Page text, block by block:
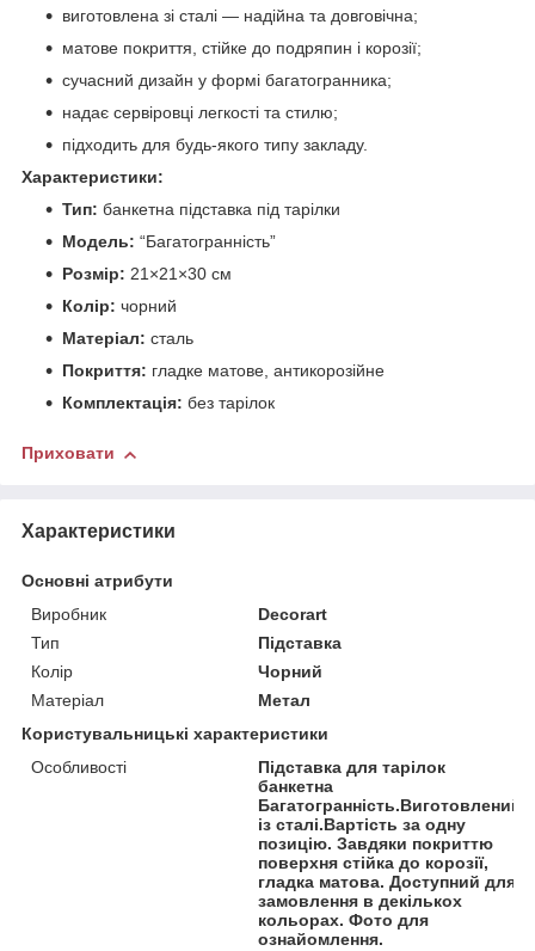
виготовлена зі сталі — надійна та довговічна;
матове покриття, стійке до подряпин і корозії;
сучасний дизайн у формі багатогранника;
надає сервіровці легкості та стилю;
підходить для будь-якого типу закладу.
Характеристики:
Тип: банкетна підставка під тарілки
Модель: “Багатогранність”
Розмір: 21×21×30 см
Колір: чорний
Матеріал: сталь
Покриття: гладке матове, антикорозійне
Комплектація: без тарілок
Приховати
Характеристики
Основні атрибути
Виробник
Decorart
Тип
Підставка
Колір
Чорний
Матеріал
Метал
Користувальницькі характеристики
Особливості
Підставка для тарілок
банкетна
Багатогранність.Виготовлений
із сталі.Вартість за одну
позицію. Завдяки покриттю
поверхня стійка до корозії,
гладка матова. Доступний для
замовлення в декількох
кольорах. Фото для
ознайомлення.